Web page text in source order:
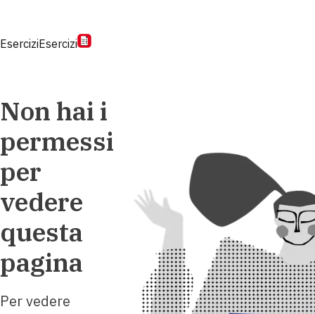
EserciziEsercizi
Non hai i
permessi
per
vedere
questa
pagina
Per vedere